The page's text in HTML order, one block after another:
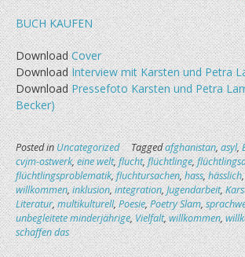
BUCH KAUFEN
DownloadCover
DownloadInterview mit Karsten und Petra
DownloadPressefoto Karsten und Petra
Becker)
Posted inUncategorized Taggedafghanistan,asyl,
cvjm-ostwerk,eine welt,flucht,flüchtlinge,
flüchtlingsproblematik,fluchtursachen,hass,hässlich,
willkommen,inklusion,integration,Jugendarbeit,
Literatur,multikulturell,Poesie,Poetry Slam,
unbegleitete minderjährige,Vielfalt,willkommen,
schaffen das